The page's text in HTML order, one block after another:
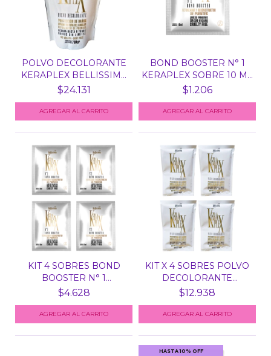
POLVO DECOLORANTE
KERAPLEX BELLISSIMA
X...
$24.131
BOND BOOSTER N° 1
KERAPLEX SOBRE 10 ML
B...
$1.206
KIT 4 SOBRES BOND
BOOSTER N° 1
KERAPLEX...
$4.628
KIT X 4 SOBRES POLVO
DECOLORANTE
KERAPLE...
$12.938
HASTA 10% OFF